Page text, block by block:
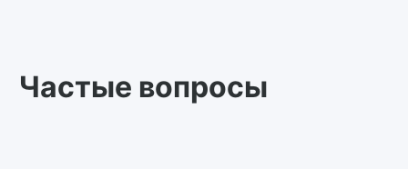
Частые вопросы